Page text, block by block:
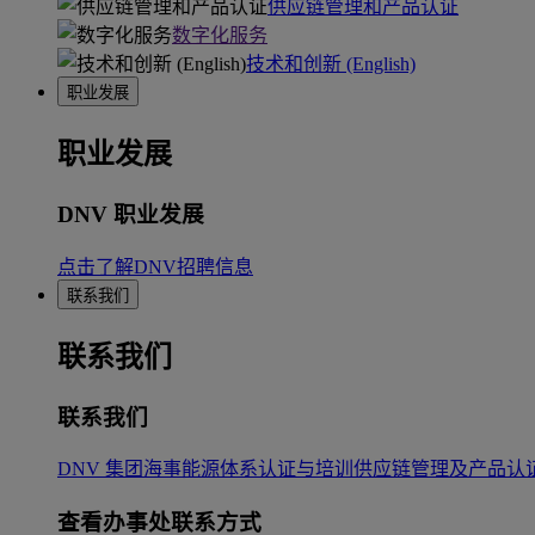
供应链管理和产品认证
数字化服务
技术和创新 (English)
职业发展
职业发展
DNV 职业发展
点击了解DNV招聘信息
联系我们
联系我们
联系我们
DNV 集团 海事能源体系认证与培训 供应链管理及产品认
查看办事处联系方式